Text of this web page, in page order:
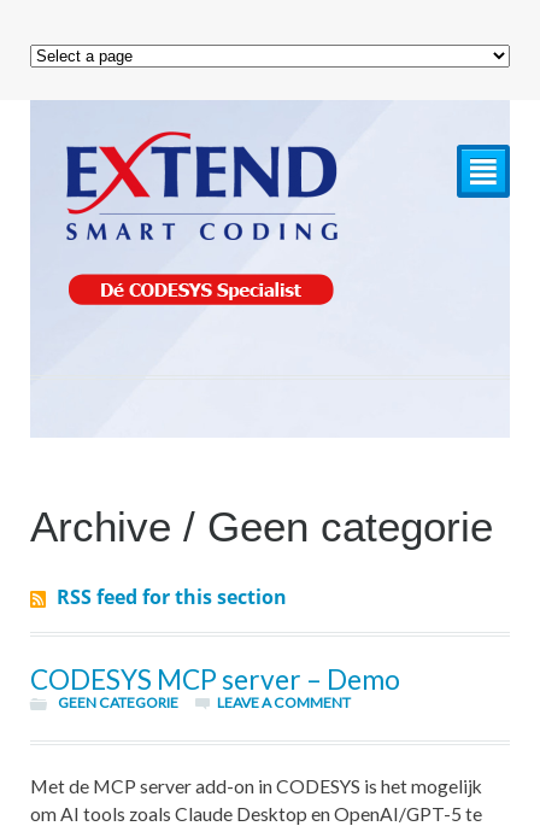
²
Archive / Geen categorie
RSS feed for this section
CODESYS MCP server – Demo
GEEN CATEGORIE LEAVE A COMMENT
Met de MCP server add-on in CODESYS is het mogelijk
om AI tools zoals Claude Desktop en OpenAI/GPT-5 te